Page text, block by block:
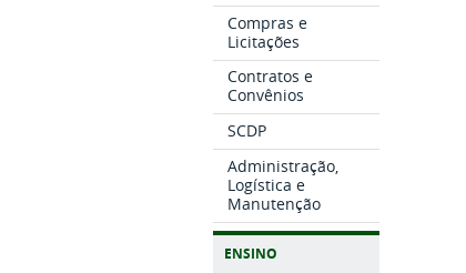
Compras e
Licitações
Contratos e
Convênios
SCDP
Administração,
Logística e
Manutenção
ENSINO